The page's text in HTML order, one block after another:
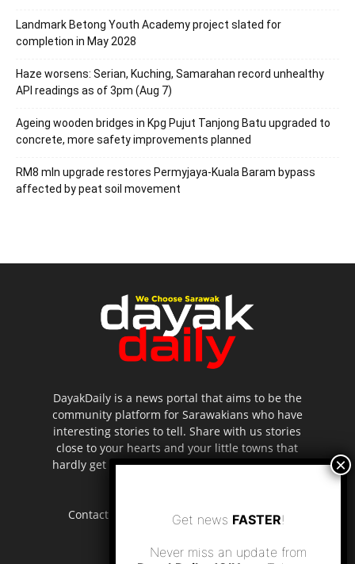
Landmark Betong Youth Academy project slated for
completion in May 2028
Haze worsens: Serian, Kuching, Samarahan record unhealthy
API readings as of 3pm (Aug 7)
Ageing wooden bridges in Kpg Pujut Tanjong Batu upgraded to
concrete, more safety improvements planned
RM8 mln upgrade restores Permyjaya-Kuala Baram bypass
affected by peat soil movement
DayakDaily is a news portal that aims to be the
community platform for Sarawakians who have
interesting stories to tell. Share with us stories
close to your hearts and your little towns that
hardly get to be highlighted in the mainstream
Contact us: editor.dayakdaily@gmail.com
Get news FASTER!
Never miss an update from